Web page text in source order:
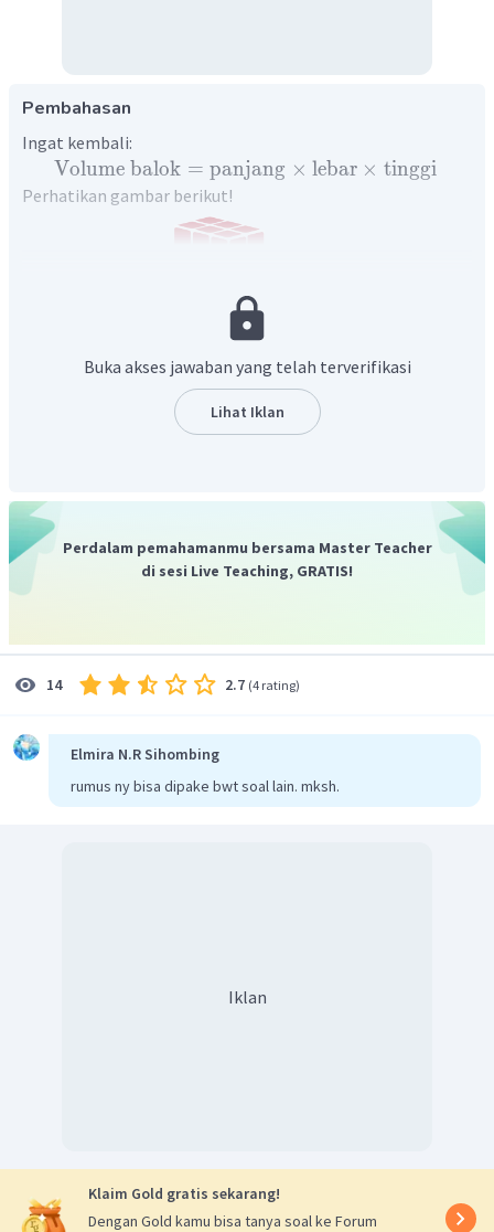
Pembahasan
Ingat kembali:
Volume balok = panjang × lebar × tinggi
Perhatikan gambar berikut!
Bangun tersebut terdiri dari 2 balok, yaitu
Volume gabungan
Buka akses jawaban yang telah terverifikasi
Lihat Iklan
Perdalam pemahamanmu bersama Master Teacher
di sesi Live Teaching, GRATIS!
14 2.7 (4 rating)
Elmira N.R Sihombing
rumus ny bisa dipake bwt soal lain. mksh.
Iklan
Klaim Gold gratis sekarang!
Dengan Gold kamu bisa tanya soal ke Forum